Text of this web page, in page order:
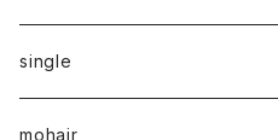
single
mohair